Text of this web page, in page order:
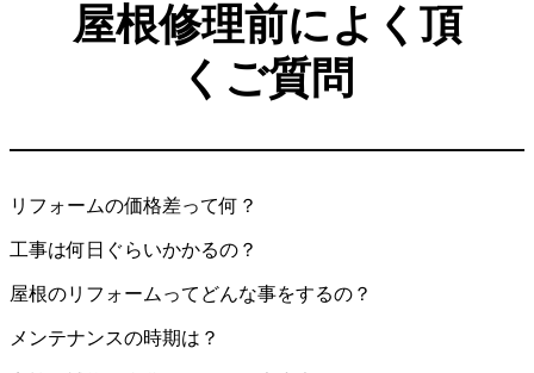
屋根修理前によく頂
くご質問
リフォームの価格差って何？
工事は何日ぐらいかかるの？
屋根のリフォームってどんな事をするの？
メンテナンスの時期は？